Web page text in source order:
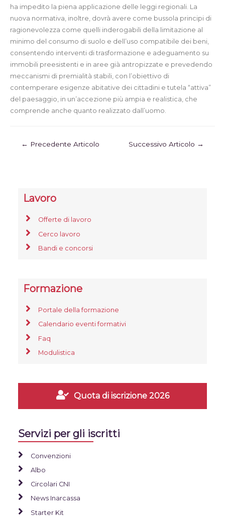
ha impedito la piena applicazione delle leggi regionali. La
nuova normativa, inoltre, dovrà avere come bussola principi di
ragionevolezza come quelli inderogabili della limitazione al
minimo del consumo di suolo e dell’uso compatibile dei beni,
consentendo interventi di trasformazione e adeguamento su
immobili preesistenti e in aree già antropizzate e prevedendo
meccanismi di premialità stabili, con l’obiettivo di
contemperare esigenze abitative dei cittadini e tutela “attiva”
del paesaggio, in un’accezione più ampia e realistica, che
comprende anche quanto realizzato dall’uomo.
← Precedente Articolo Successivo Articolo →
Lavoro
Offerte di lavoro
Cerco lavoro
Bandi e concorsi
Formazione
Portale della formazione
Calendario eventi formativi
Faq
Modulistica
Quota di iscrizione 2026
Servizi per gli iscritti
Convenzioni
Albo
Circolari CNI
News Inarcassa
Starter Kit